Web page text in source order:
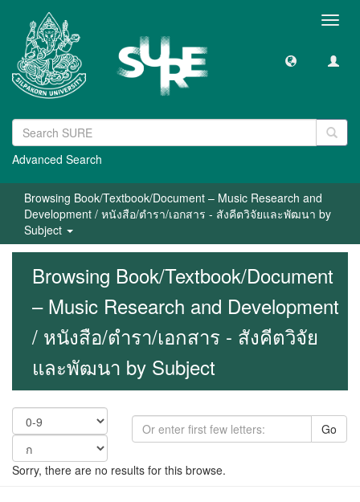
Advanced Search
Browsing Book/Textbook/Document – Music Research and
Development / หนังสือ/ตำรา/เอกสาร - สังคีตวิจัยและพัฒนา by
Subject
Browsing Book/Textbook/Document
– Music Research and Development
/ หนังสือ/ตำรา/เอกสาร - สังคีตวิจัย
และพัฒนา by Subject
Go
Sorry, there are no results for this browse.